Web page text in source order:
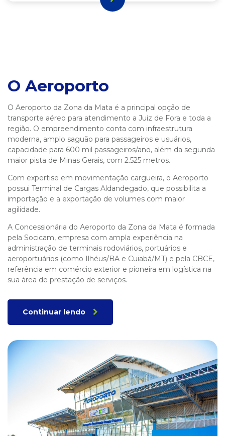
O Aeroporto
O Aeroporto da Zona da Mata é a principal opção de
transporte aéreo para atendimento a Juiz de Fora e toda a
região. O empreendimento conta com infraestrutura
moderna, amplo saguão para passageiros e usuários,
capacidade para 600 mil passageiros/ano, além da segunda
maior pista de Minas Gerais, com 2.525 metros.
Com expertise em movimentação cargueira, o Aeroporto
possui Terminal de Cargas Aldandegado, que possibilita a
importação e a exportação de volumes com maior
agilidade.
A Concessionária do Aeroporto da Zona da Mata é formada
pela Socicam, empresa com ampla experiência na
administração de terminais rodoviários, portuários e
aeroportuários (como Ilhéus/BA e Cuiabá/MT) e pela CBCE,
referência em comércio exterior e pioneira em logística na
sua área de prestação de serviços.
Continuar lendo